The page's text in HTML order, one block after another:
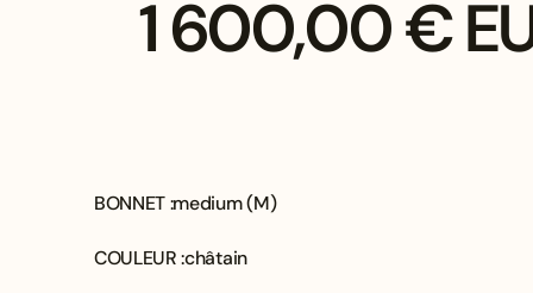
1 600,00 €
BONNET :medium (M)
COULEUR :châtain